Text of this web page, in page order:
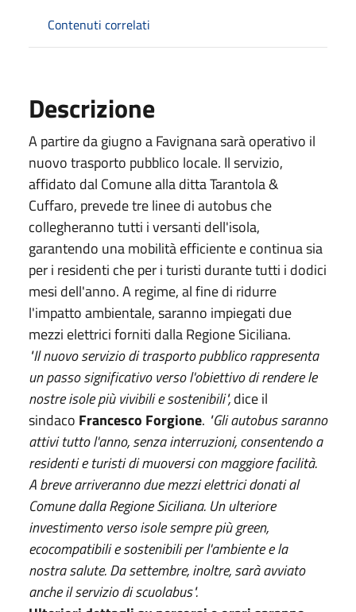
Contenuti correlati
Descrizione
A partire da giugno a Favignana sarà operativo il
nuovo trasporto pubblico locale. Il servizio,
affidato dal Comune alla ditta Tarantola &
Cuffaro, prevede tre linee di autobus che
collegheranno tutti i versanti dell'isola,
garantendo una mobilità efficiente e continua sia
per i residenti che per i turisti durante tutti i dodici
mesi dell'anno. A regime, al fine di ridurre
l'impatto ambientale, saranno impiegati due
mezzi elettrici forniti dalla Regione Siciliana.
"Il nuovo servizio di trasporto pubblico rappresenta
un passo significativo verso l'obiettivo di rendere le
nostre isole più vivibili e sostenibili",dice il
sindaco Francesco Forgione. "Gli autobus saranno
attivi tutto l'anno, senza interruzioni, consentendo a
residenti e turisti di muoversi con maggiore facilità.
A breve arriveranno due mezzi elettrici donati al
Comune dalla Regione Siciliana. Un ulteriore
investimento verso isole sempre più green,
ecocompatibili e sostenibili per l'ambiente e la
nostra salute. Da settembre, inoltre, sarà avviato
anche il servizio di scuolabus".